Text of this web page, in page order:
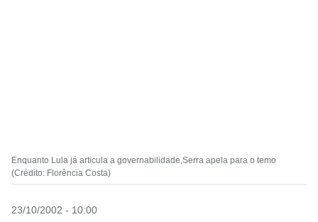
Enquanto Lula já articula a governabilidade,Serra apela para o temo
(Crédito: Florência Costa)
23/10/2002 - 10:00